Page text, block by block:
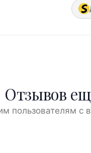
Отзывов
пользователям